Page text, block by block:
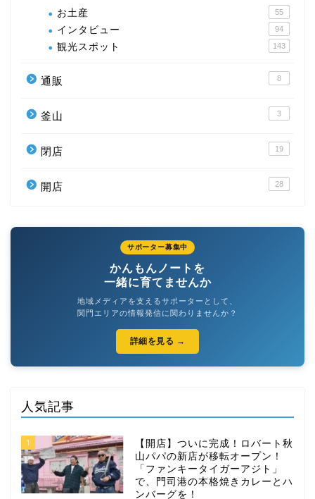
お土産 55
インタビュー 94
観光スポット 143
通販 8
釜山 3
閉店 19
開店 28
サポーター募集中
かんもんノートを
一緒に育てませんか
地域メディアを支えるサポーターとして、
関門エリアの情報発信に関わりませんか？
詳細を見る →
人気記事
1
【開店】ついに完成！ロバート秋
山パパの新店が移転オープン！
「ファンキータイガーアジト」
で、門司港の本格焼きカレーとハ
ンバーグを！